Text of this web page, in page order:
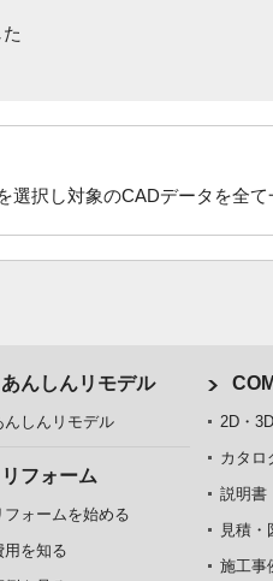
選択し対象のCADデータを全
あんしんリモデル
んしんリモデル
リフォーム
フォームを始める
用を知る
2D・
カタロ
説明書
見積・
施工事